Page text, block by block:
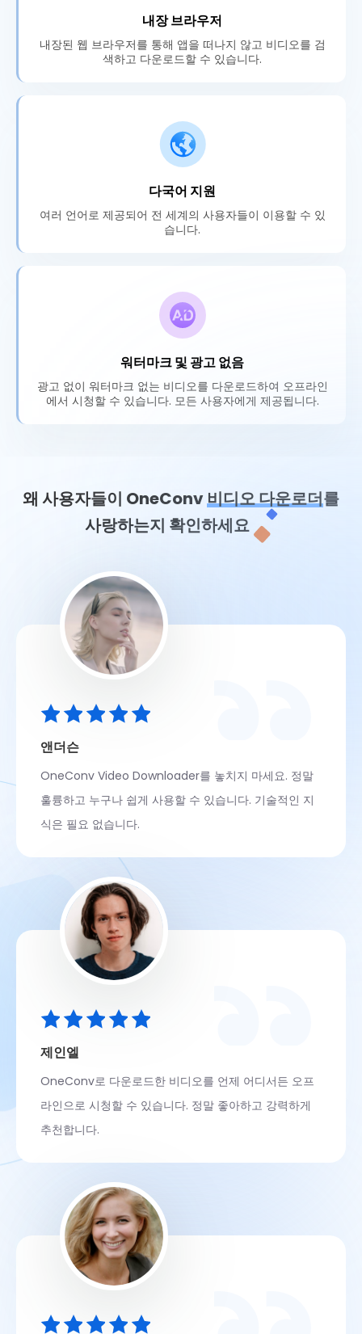
내장 브라우저
내장된 웹 브라우저를 통해 앱을 떠나지 않고 비디오를 검
색하고 다운로드할 수 있습니다.
다국어 지원
여러 언어로 제공되어 전 세계의 사용자들이 이용할 수 있
습니다.
워터마크 및 광고 없음
광고 없이 워터마크 없는 비디오를 다운로드하여 오프라인
에서 시청할 수 있습니다. 모든 사용자에게 제공됩니다.
왜 사용자들이 OneConv비디오 다운로더를
사랑하는지 확인하세요
앤더슨
OneConv Video Downloader를 놓치지 마세요. 정말
훌륭하고 누구나 쉽게 사용할 수 있습니다. 기술적인 지
식은 필요 없습니다.
제인엘
OneConv로 다운로드한 비디오를 언제 어디서든 오프
라인으로 시청할 수 있습니다. 정말 좋아하고 강력하게
추천합니다.